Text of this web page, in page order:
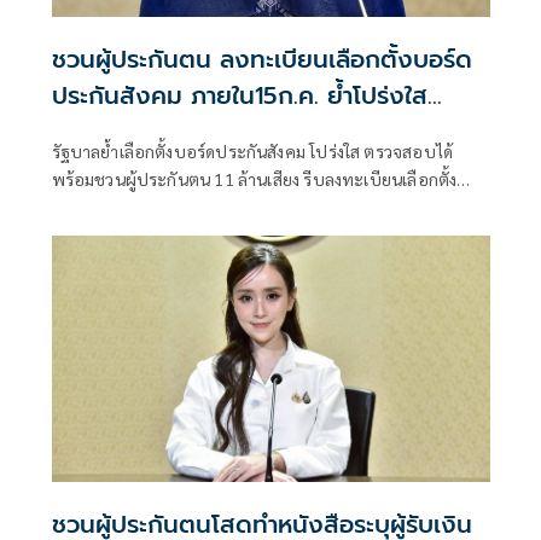
ชวนผู้ประกันตน ลงทะเบียนเลือกตั้งบอร์ด
ประกันสังคม ภายใน15ก.ค. ย้ำโปร่งใส
ตรวจสอบได้
รัฐบาลย้ำเลือกตั้งบอร์ดประกันสังคม โปร่งใส ตรวจสอบได้
พร้อมชวนผู้ประกันตน 11 ล้านเสียง รีบลงทะเบียนเลือกตั้ง
ชวนผู้ประกันตนโสดทำหนังสือระบุผู้รับเงิน